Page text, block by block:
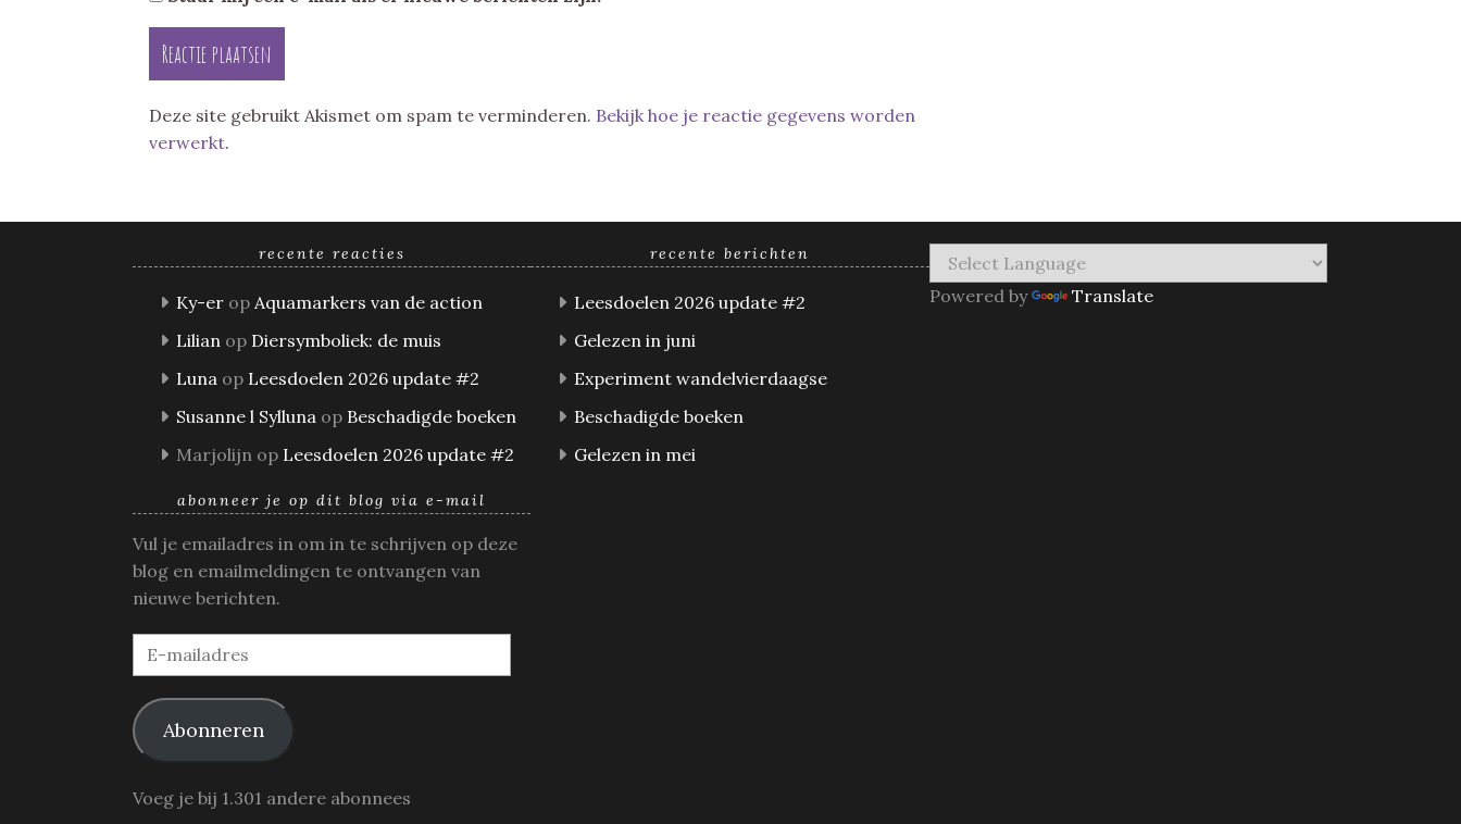
Deze site gebruikt Akismet om spam te verminderen. Bekijk hoe je reactie gegevens worden
verwerkt.
recente reacties
Ky-er op Aquamarkers van de action
Lilian op Diersymboliek: de muis
Luna op Leesdoelen 2026 update #2
Susanne l Sylluna op Beschadigde boeken
Marjolijn op Leesdoelen 2026 update #2
recente berichten
Leesdoelen 2026 update #2
Gelezen in juni
Experiment wandelvierdaagse
Beschadigde boeken
Gelezen in mei
Powered by Translate
abonneer je op dit blog via e-mail
Vul je emailadres in om in te schrijven op deze
blog en emailmeldingen te ontvangen van
nieuwe berichten.
E-
mailadres
Abonneren
Voeg je bij 1.301 andere abonnees